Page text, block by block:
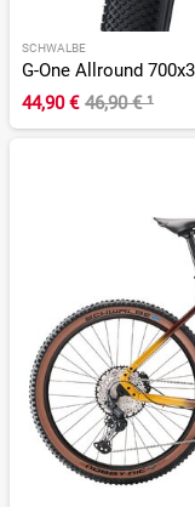
SCHWALBE
G-One Allround
44,90 € 46,90 €¹